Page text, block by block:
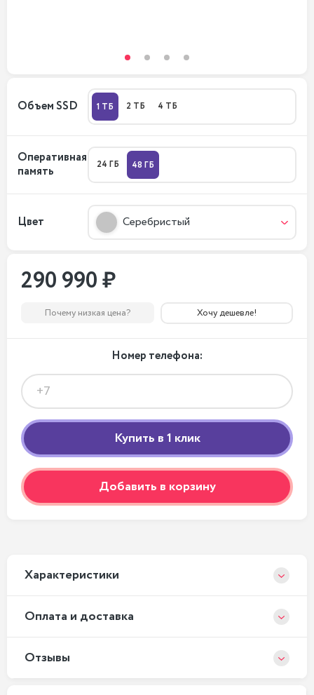
Объем SSD 1 ТБ 2 ТБ 4 ТБ
Оперативная
память
24 ГБ 48 ГБ
Цвет Серебристый
290 990 ₽
Почему низкая цена? Хочу дешевле!
Номер телефона:
Добавить в корзину
Xарактеристики
Оплата и доставка
Отзывы